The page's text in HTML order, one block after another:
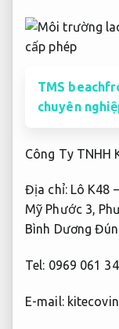
TMS
chuyên
Công Ty TNHH
Địa chỉ: Lô K48
Mỹ Phước 3,
Bình Dương
Tel: 0969 061
E-mail: